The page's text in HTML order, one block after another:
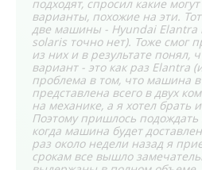
подходят, спросил какие
варианты, похожие на эти.
две машины - Hyundai Elantra
solaris точно нет). Тоже смог
из них и в результате понял,
вариант - это как раз Elantra
проблема в том, что машина
представлена всего в двух
на механике, а я хотел брать
Поэтому пришлось подождать
когда машина будет
раз около недели назад я
срокам все вышло